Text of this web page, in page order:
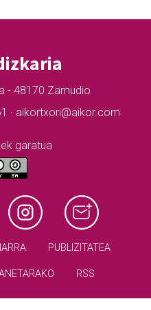
- 48170 Zamudio
· aikortxori@aikor.com
garatua
PUBLIZITATEA
RSS